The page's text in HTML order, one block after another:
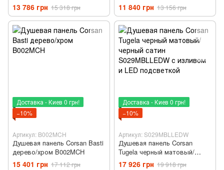
белый/хром A017TWH
13 786 грн 15 318 грн 11 840 грн 13 156 грн
Доставка - Киев 0 грн!
−10%
Артикул: B002MCH
Душевая панель Corsan Basti
дерево/хром B002MCH
15 401 грн 17 112 грн
Доставка - Киев 0 грн!
−10%
Артикул: S029MBLLEDW
Душевая панель Corsan
Tugela черный матовый/
черный сатин S029MBLLEDW
17 926 грн 19 918 грн